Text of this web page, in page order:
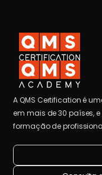
A QMS Certification é
em mais de 30 países,
formação de